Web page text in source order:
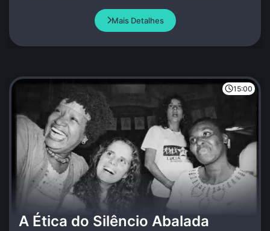
Mais Detalhes
15:00
A Ética do Silêncio Abalada